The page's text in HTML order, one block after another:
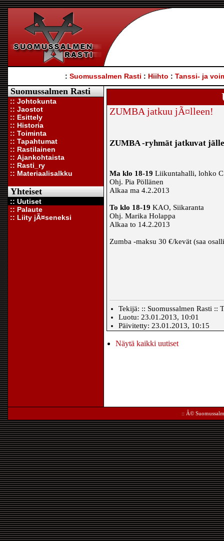
: Suomussalmen Rasti : Hiihto : Tanssi- ja
Suomussalmen Rasti
:: Johtokunta
:: Jaostot
:: Esittely
:: Historia
:: Toiminta
:: Tapahtumat
:: Rastilainen
:: Ajankohtaista
:: Rasti_ry
:: Materiaalisalkku
Yhteiset
:: Uutiset
:: Palaute
:: Liity jÃ¤seneksi
ZUMBA jatkuu jÃ¤lleen!
ZUMBA -ryhmät jatkuvat
Ma klo 18-19 Liikuntahalli, lohko C
Ohj. Pia Pöllänen
Alkaa ma 4.2.2013
To klo 18-19 KAO, Siikaranta
Ohj. Marika Holappa
Alkaa to 14.2.2013
Zumba -maksu 30 €/kevät (saa
Tekijä: :: Suomussalmen Rasti ::
Luotu: 23.01.2013, 10:01
Päivitetty: 23.01.2013, 10:15
Näytä kaikki uutiset
:: Â©